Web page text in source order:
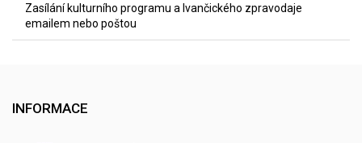
Zasílání kulturního programu a Ivančického zpravodaje
emailem nebo poštou
INFORMACE